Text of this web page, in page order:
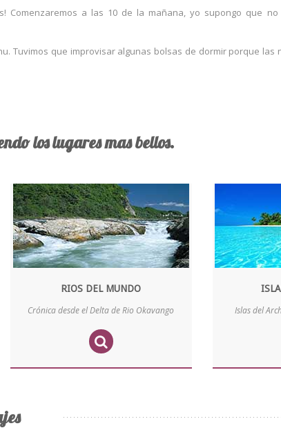
Comenzaremos a las 10 de la mañana, yo supongo que
Tuvimos que improvisar algunas bolsas de dormir porque las
los lugares mas bellos.
RIOS DEL MUNDO
Crónica desde el Delta de Rio Okavango Islas del